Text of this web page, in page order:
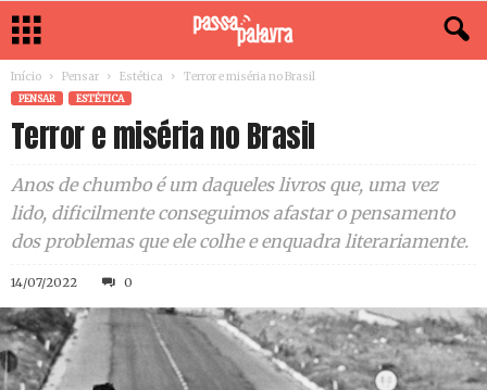
Início Pensar Estética Terror e miséria no Brasil
PENSAR ESTÉTICA
Terror e miséria no Brasil
Anos de chumbo é um daqueles livros que, uma vez
lido, dificilmente conseguimos afastar o pensamento
dos problemas que ele colhe e enquadra literariamente.
14/07/2022 0